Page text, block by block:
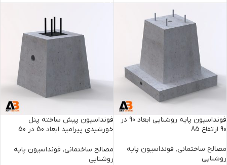
فونداسیون پایه روشنایی ابعاد 90 در
90 ارتفاع 85
مصالح ساختمانی, فونداسیون پایه
روشنایی
فونداسیون پیش ساخته پنل
خورشیدی پیرامید ابعاد 50 در 50
مصالح ساختمانی, فونداسیون پایه
روشنایی